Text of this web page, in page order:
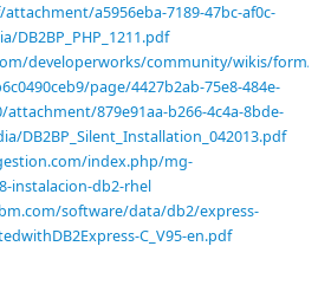
attachment/a5956eba-7189-47bc-af0c-
DB2BP_PHP_1211.pdf
developerworks/community/wikis/form/
page/4427b2ab-75e8-484e-
attachment/879e91aa-b266-4c4a-8bde-
DB2BP_Silent_Installation_042013.pdf
index.php/mg-
instalacion-db2-rhel
software/data/db2/express-
C_V95-en.pdf